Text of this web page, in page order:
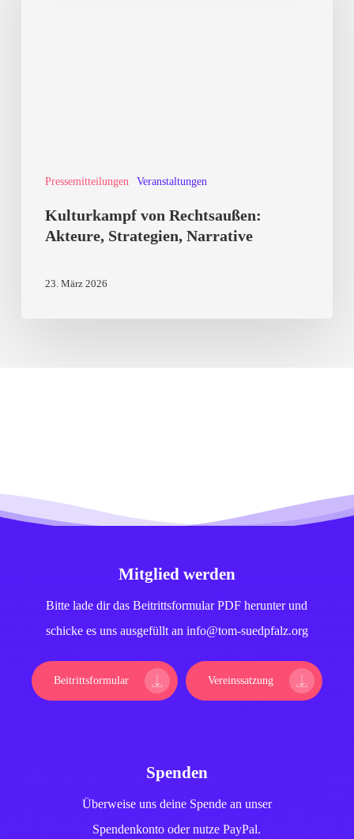
Pressemitteilungen Veranstaltungen
Kulturkampf von Rechtsaußen:
Akteure, Strategien, Narrative
23. März 2026
Mitglied werden
Bitte lade dir das Beitrittsformular PDF herunter und
schicke es uns ausgefüllt an info@tom-suedpfalz.org
Beitrittsformular Vereinssatzung
Spenden
Überweise uns deine Spende an unser
Spendenkonto oder nutze PayPal.